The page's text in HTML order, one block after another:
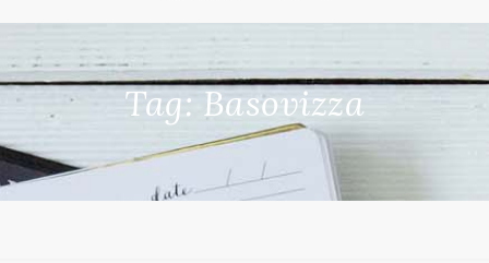
Tag: Basovizza